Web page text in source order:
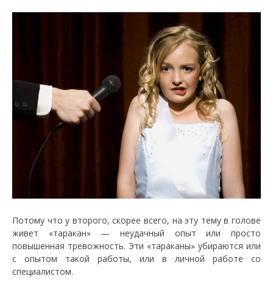
Потому что у второго, скорее всего, на эту тему в голове
живет «таракан» — неудачный опыт или просто
повышенная тревожность. Эти «тараканы» убираются или
с опытом такой работы, или в личной работе со
специалистом.